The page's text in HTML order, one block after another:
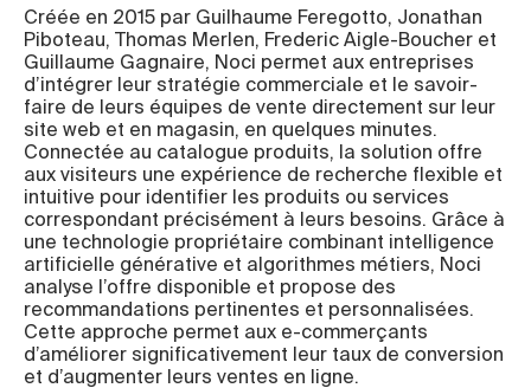
Créée en 2015 par Guilhaume Feregotto, Jonathan
Piboteau, Thomas Merlen, Frederic Aigle-Boucher et
Guillaume Gagnaire, Noci permet aux entreprises
d’intégrer leur stratégie commerciale et le savoir-
faire de leurs équipes de vente directement sur leur
site web et en magasin, en quelques minutes.
Connectée au catalogue produits, la solution offre
aux visiteurs une expérience de recherche flexible et
intuitive pour identifier les produits ou services
correspondant précisément à leurs besoins. Grâce à
une technologie propriétaire combinant intelligence
artificielle générative et algorithmes métiers, Noci
analyse l’offre disponible et propose des
recommandations pertinentes et personnalisées.
Cette approche permet aux e-commerçants
d’améliorer significativement leur taux de conversion
et d’augmenter leurs ventes en ligne.